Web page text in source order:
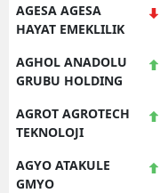
AGESA AGESA
HAYAT EMEKLILIK
AGHOL ANADOLU
GRUBU HOLDING
AGROT AGROTECH
TEKNOLOJI
AGYO ATAKULE
GMYO